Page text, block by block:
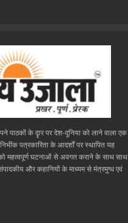
पाठकों के दॄार पर देश-दुनिया को लाने वाला एक
पत्रकारिता के आदर्शों पर स्थापित यह
महत्वपूर्ण घटनाओं से अवगत कराने के साथ साथ
और कहानियों के माध्यम से मंत्रमुग्ध एवं